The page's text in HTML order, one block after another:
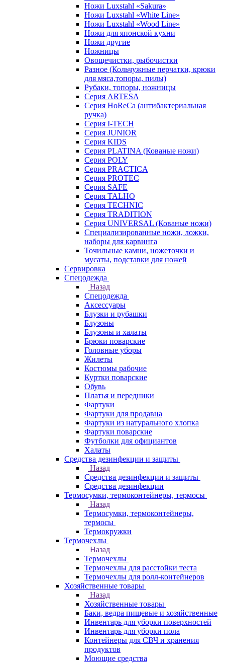
Ножи Luxstahl «Sakura»
Ножи Luxstahl «White Line»
Ножи Luxstahl «Wood Line»
Ножи для японской кухни
Ножи другие
Ножницы
Овощечистки, рыбочистки
Разное (Кольчужные перчатки, крюки
для мяса,топоры, пилы)
Рубаки, топоры, ножницы
Серия ARTESA
Серия HoReCa (антибактериальная
ручка)
Серия I-TECH
Серия JUNIOR
Серия KIDS
Серия PLATINA (Кованые ножи)
Серия POLY
Серия PRACTICA
Серия PROTEC
Серия SAFE
Серия TALHO
Серия TECHNIC
Серия TRADITION
Серия UNIVERSAL (Кованые ножи)
Специализированные ножи, ложки,
наборы для карвинга
Точильные камни, ножеточки и
мусаты, подставки для ножей
Сервировка
Спецодежда
Назад
Спецодежда
Аксессуары
Блузки и рубашки
Блузоны
Блузоны и халаты
Брюки поварские
Головные уборы
Жилеты
Костюмы рабочие
Куртки поварские
Обувь
Платья и передники
Фартуки
Фартуки для продавца
Фартуки из натурального хлопка
Фартуки поварские
Футболки для официантов
Халаты
Средства дезинфекции и защиты
Назад
Средства дезинфекции и защиты
Средства дезинфекции
Термосумки, термоконтейнеры, термосы
Назад
Термосумки, термоконтейнеры,
термосы
Термокружки
Термочехлы
Назад
Термочехлы
Термочехлы для расстойки теста
Термочехлы для ролл-контейнеров
Хозяйственные товары
Назад
Хозяйственные товары
Баки, ведра пищевые и хозяйственные
Инвентарь для уборки поверхностей
Инвентарь для уборки пола
Контейнеры для СВЧ и хранения
продуктов
Моющие средства